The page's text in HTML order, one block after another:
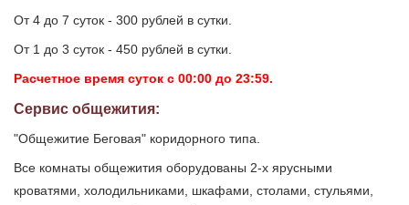
От 4 до 7 суток - 300 рублей в сутки.
От 1 до 3 суток - 450 рублей в сутки.
Расчетное время суток с 00:00 до 23:59.
Сервис общежития:
"Общежитие Беговая" коридорного типа.
Все комнаты общежития оборудованы 2-х ярусными
кроватями, холодильниками, шкафами, столами, стульями,